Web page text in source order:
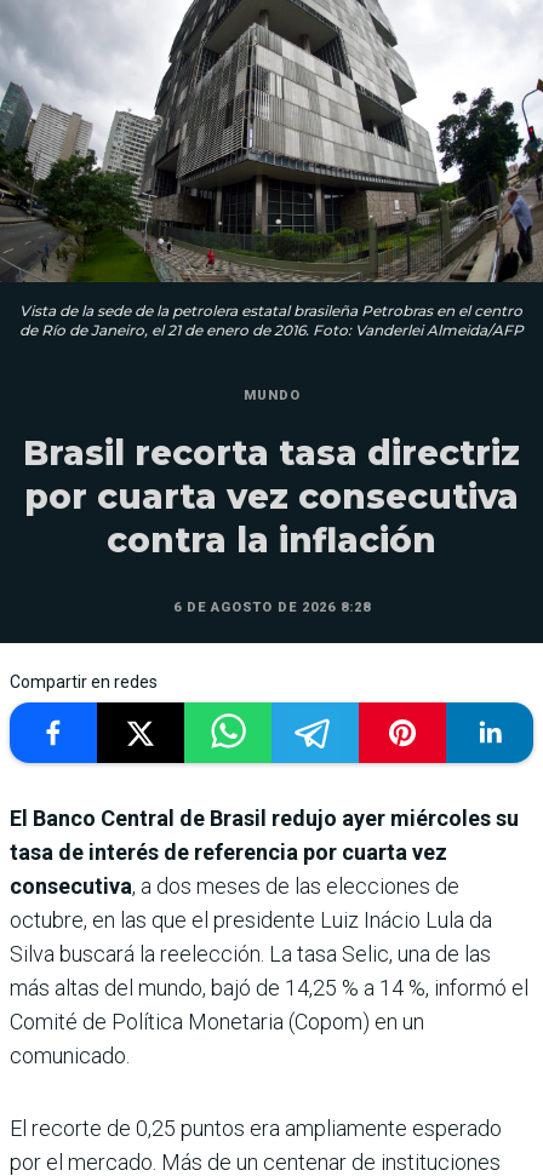
Vista de la sede de la petrolera estatal brasileña Petrobras en el centro
de Río de Janeiro, el 21 de enero de 2016. Foto: Vanderlei Almeida/AFP
MUNDO
Brasil recorta tasa directriz
por cuarta vez consecutiva
contra la inflación
6 DE AGOSTO DE 2026 8:28
Compartir en redes
El Banco Central de Brasil redujo ayer miércoles su
tasa de interés de referencia por cuarta vez
consecutiva, a dos meses de las elecciones de
octubre, en las que el presidente Luiz Inácio Lula da
Silva buscará la reelección. La tasa Selic, una de las
más altas del mundo, bajó de 14,25 % a 14 %, informó el
Comité de Política Monetaria (Copom) en un
comunicado.
El recorte de 0,25 puntos era ampliamente esperado
por el mercado. Más de un centenar de instituciones